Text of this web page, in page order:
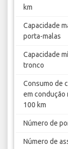
km
Capacidade
porta-malas
Capacidade
tronco
Consumo de
em condução
100 km
Número de
Número de